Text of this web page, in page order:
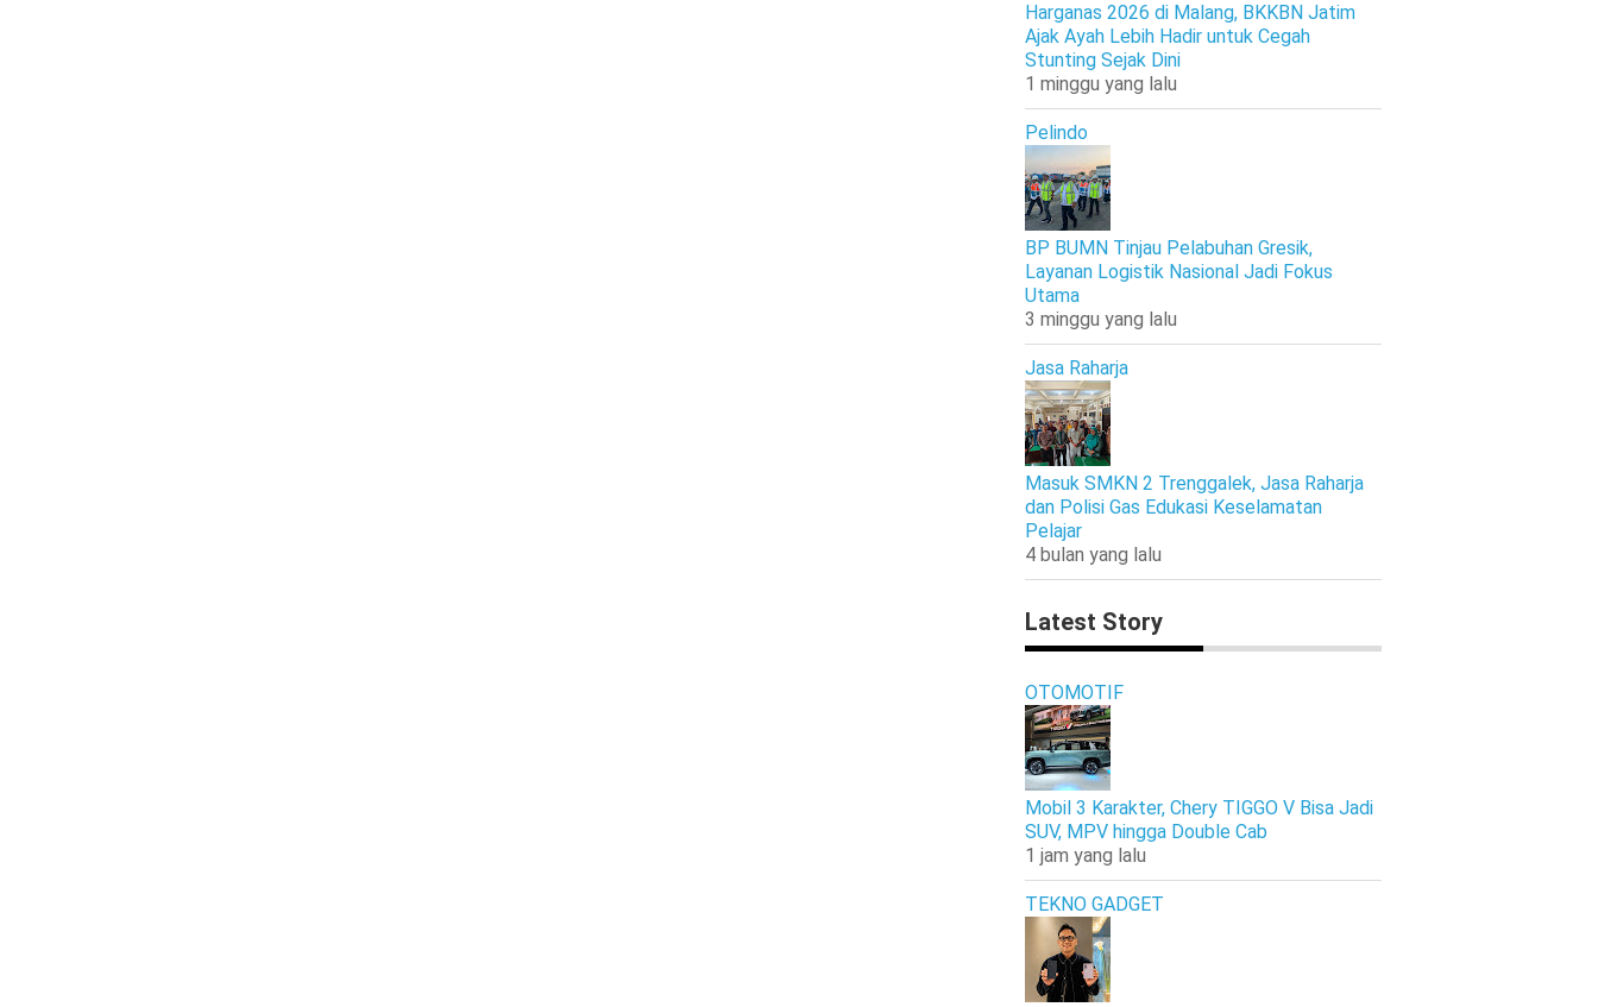
Harganas 2026 di Malang, BKKBN Jatim
Ajak Ayah Lebih Hadir untuk Cegah
Stunting Sejak Dini
1 minggu yang lalu
Pelindo
BP BUMN Tinjau Pelabuhan Gresik,
Layanan Logistik Nasional Jadi Fokus
Utama
3 minggu yang lalu
Jasa Raharja
Masuk SMKN 2 Trenggalek, Jasa Raharja
dan Polisi Gas Edukasi Keselamatan
Pelajar
4 bulan yang lalu
Latest Story
OTOMOTIF
Mobil 3 Karakter, Chery TIGGO V Bisa Jadi
SUV, MPV hingga Double Cab
1 jam yang lalu
TEKNO GADGET